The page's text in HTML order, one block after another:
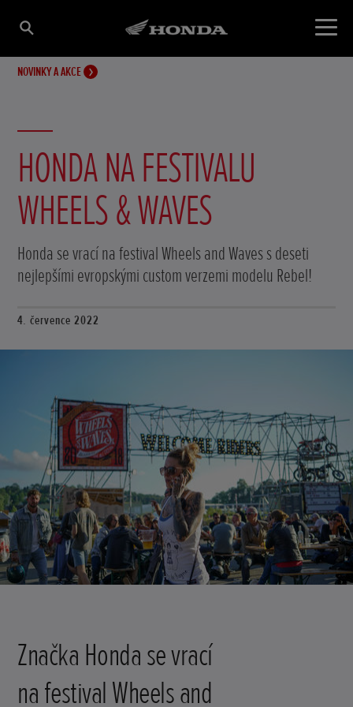
NOVINKY A AKCE
HONDA NA FESTIVALU
WHEELS & WAVES
Honda se vrací na festival Wheels and Waves s deseti
nejlepšími evropskými custom verzemi modelu Rebel!
4. července 2022
Značka Honda se vrací
na festival Wheels and